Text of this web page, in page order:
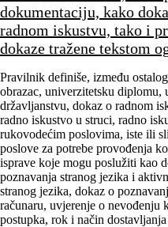
dokumentaciju, kako
radnom iskustvu, tako i
dokaze tražene tekstom
Pravilnik definiše, između
obrazac, univerzitetsku diplomu,
državljanstvu, dokaz o radnom
radno iskustvo u struci, radno
rukovodećim poslovima, iste ili
poslove za potrebe provođenja
isprave koje mogu poslužiti kao
poznavanja stranog jezika i
stranog jezika, dokaz o
računaru, uvjerenje o nevođenju
postupka, rok i način